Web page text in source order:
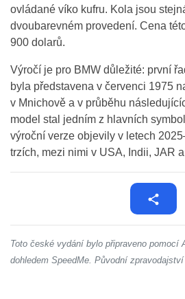
ovládané víko kufru. Kola jsou
dvoubarevném provedení. Cena
900 dolarů.
Výročí je pro BMW důležité: první
byla představena v červenci 1975
v Mnichově a v průběhu
model stal jedním z hlavních
výroční verze objevily v letech
trzích, mezi nimi v USA, Indii, JAR
Toto české vydání bylo připraveno pomocí
dohledem SpeedMe. Původní